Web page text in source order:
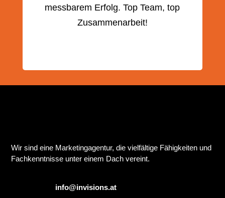
messbarem Erfolg. Top Team, top
Zusammenarbeit!
Wir sind eine Marketingagentur, die vielfältige Fähigkeiten und
Fachkenntnisse unter einem Dach vereint.
info@invisions.at